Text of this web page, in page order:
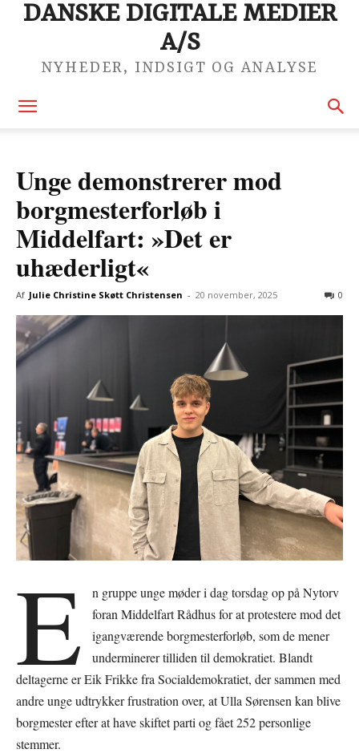
DANSKE DIGITALE MEDIER
A/S
NYHEDER, INDSIGT OG ANALYSE
Unge demonstrerer mod
borgmesterforløb i
Middelfart: »Det er
uhæderligt«
Af Julie Christine Skøtt Christensen - 20 november, 2025 0
E
n gruppe unge møder i dag torsdag op på Nytorv
foran Middelfart Rådhus for at protestere mod det
igangværende borgmesterforløb, som de mener
underminerer tilliden til demokratiet. Blandt
deltagerne er Eik Frikke fra Socialdemokratiet, der sammen med
andre unge udtrykker frustration over, at Ulla Sørensen kan blive
borgmester efter at have skiftet parti og fået 252 personlige
stemmer.